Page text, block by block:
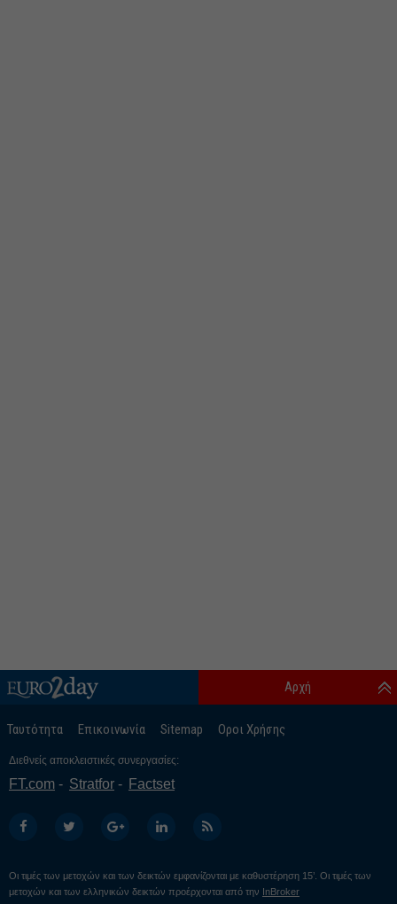
Ταυτότητα Επικοινωνία Sitemap Οροι Χρήσης
Αρχή
Διεθνείς αποκλειστικές συνεργασίες:
FT.com Stratfor Factset
Οι τιμές των μετοχών και των δεικτών εμφανίζονται με καθυστέρηση 15’. Οι τιμές των
μετοχών και των ελληνικών δεικτών προέρχονται από την InBroker